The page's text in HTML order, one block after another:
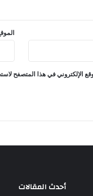
الإلكتروني في هذا المتصفح
أحدث المقالات